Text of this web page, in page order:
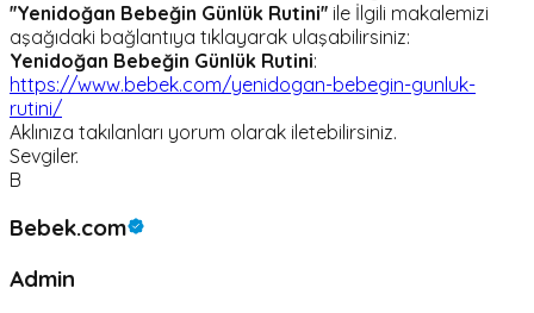
''Yenidoğan Bebeğin Günlük Rutini'' ile İlgili makalemizi
aşağıdaki bağlantıya tıklayarak ulaşabilirsiniz:
Yenidoğan Bebeğin Günlük Rutini:
https://www.bebek.com/yenidogan-bebegin-gunluk-
rutini/
Aklınıza takılanları yorum olarak iletebilirsiniz.
Sevgiler.
B
Bebek.com
Admin